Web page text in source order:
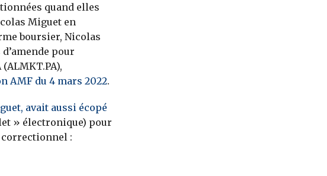
quand elles
Miguet en
boursier, Nicolas
pour
AMF du 4 mars 2022.
avait aussi écopé
» électronique) pour
correctionnel :